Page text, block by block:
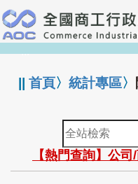
跳
到
主
要
:::
||首頁〉統計專區〉
全
站
檢
索
【熱門查詢】公